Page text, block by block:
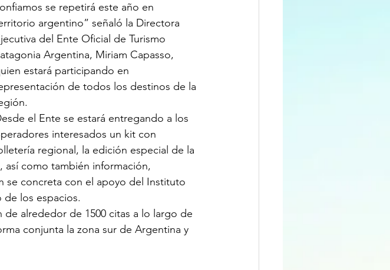
se repetirá este año en
argentino” señaló la Directora
del Ente Oficial de Turismo
Argentina, Miriam Capasso,
estará participando en
de todos los destinos de la
el Ente se estará entregando a los
interesados un kit con
regional, la edición especial de la
como también información,
se concreta con el apoyo del Instituto
de los espacios.
alrededor de 1500 citas a lo largo de
conjunta la zona sur de Argentina y